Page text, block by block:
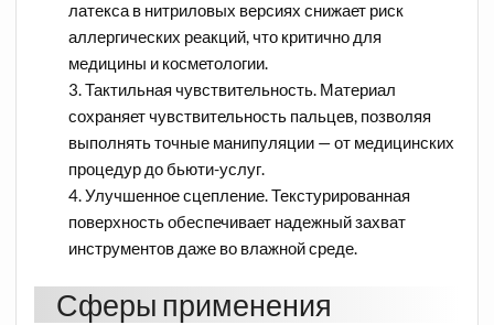
латекса в нитриловых версиях снижает риск
аллергических реакций, что критично для
медицины и косметологии.
Тактильная чувствительность. Материал
сохраняет чувствительность пальцев, позволяя
выполнять точные манипуляции — от медицинских
процедур до бьюти-услуг.
Улучшенное сцепление. Текстурированная
поверхность обеспечивает надежный захват
инструментов даже во влажной среде.
Сферы применения